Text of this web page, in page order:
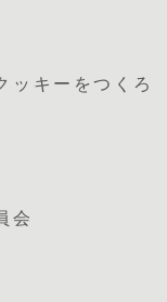
ッキーをつくろ
会